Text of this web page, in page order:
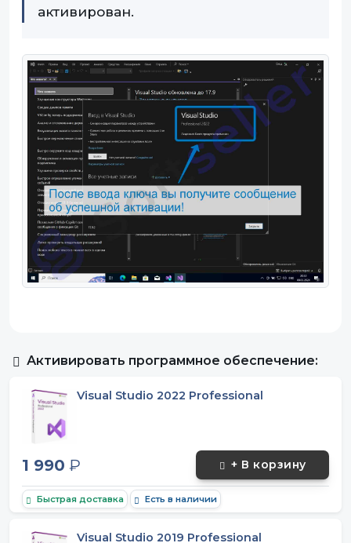
активирован.
Активировать программное обеспечение:
Visual Studio 2022 Professional
1 990 ₽ + В корзину
Быстрая доставка Есть в наличии
Visual Studio 2019 Professional